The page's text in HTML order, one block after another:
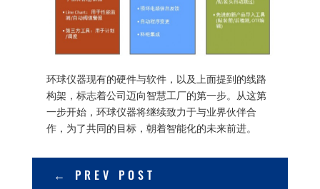
环球仪器现有的硬件与软件，以及上面提到的线路
构架，标志着公司迈向智慧工厂的第一步。从这第
一步开始，环球仪器将继续致力于与业界伙伴合
作，为了共同的目标，朝着智能化的未来前进。
← PREV POST